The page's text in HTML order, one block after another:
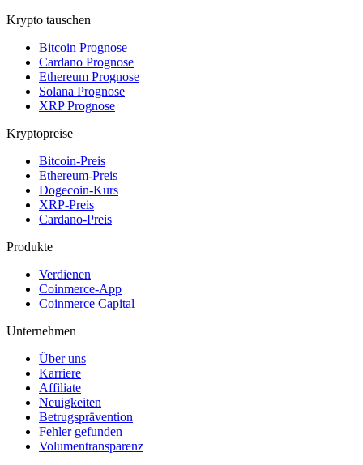
Krypto tauschen
Bitcoin Prognose
Cardano Prognose
Ethereum Prognose
Solana Prognose
XRP Prognose
Kryptopreise
Bitcoin-Preis
Ethereum-Preis
Dogecoin-Kurs
XRP-Preis
Cardano-Preis
Produkte
Verdienen
Coinmerce-App
Coinmerce Capital
Unternehmen
Über uns
Karriere
Affiliate
Neuigkeiten
Betrugsprävention
Fehler gefunden
Volumentransparenz